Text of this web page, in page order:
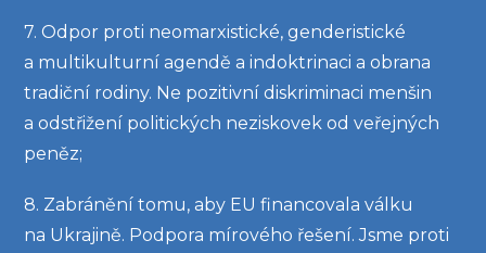
7. Odpor proti neomarxistické, genderistické
a multikulturní agendě a indoktrinaci a obrana
tradiční rodiny. Ne pozitivní diskriminaci menšin
a odstřižení politických neziskovek od veřejných
peněz;
8. Zabránění tomu, aby EU financovala válku
na Ukrajině. Podpora mírového řešení. Jsme proti